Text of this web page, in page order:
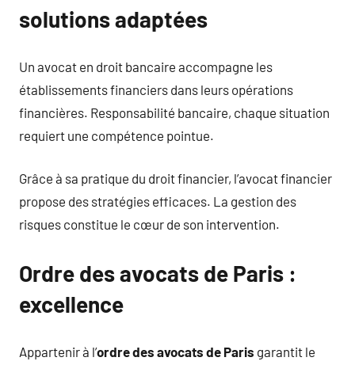
solutions adaptées
Un avocat en droit bancaire accompagne les
établissements financiers dans leurs opérations
financières. Responsabilité bancaire, chaque situation
requiert une compétence pointue.
Grâce à sa pratique du droit financier, l’avocat financier
propose des stratégies efficaces. La gestion des
risques constitue le cœur de son intervention.
Ordre des avocats de Paris :
excellence
Appartenir à l’ordre des avocats de Paris garantit le